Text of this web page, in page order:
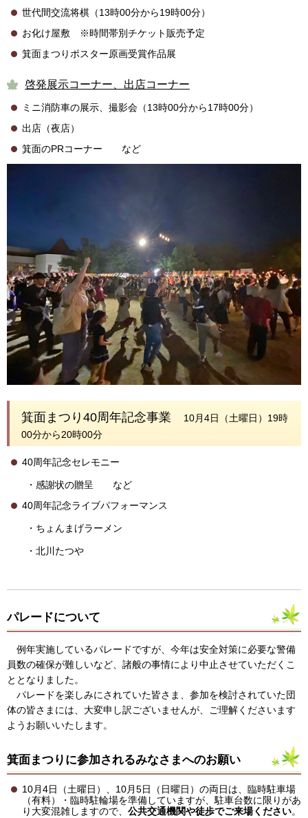
世代間交流将棋（13時00分から19時00分）
お化け屋敷 ※時間帯別チケット販売予定
箕面まつりポスター原画受賞作品展
啓発展示コーナー、出店コーナー
ミニ消防車の展示、撮影会（13時00分から17時00分）
出店（夜店）
箕面のPRコーナー など
箕面まつり40周年記念事業
10月4日（土曜日）19時
00分から20時00分
40周年記念セレモニー
・感謝状の贈呈 など
40周年記念ライブパフォーマンス
・ちょんまげラーメン
・北川たつや
パレードについて
例年実施しているパレードですが、今年は安全対策に必要な警備
員数の確保が難しいなど、諸般の事情により中止させていただくこ
ととなりました。
パレードを楽しみにされていた皆さま、参加を検討されていた団
体の皆さまには、大変申し訳ございませんが、ご理解くださいます
ようお願いいたします。
箕面まつりに参加されるみなさまへのお願い
10月4日（土曜日）、10月5日（日曜日）の両日は、臨時駐車場
（有料）・臨時駐輪場を準備していますが、駐車台数に限りがあ
り大変混雑しますので、 公共交通機関や徒歩でご来場ください。